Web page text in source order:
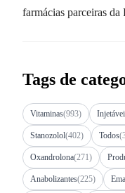
farmácias parceiras da
Tags de
Vitaminas(993)
Stanozolol(402) Todos
Oxandrolona(271)
Anabolizantes(225)